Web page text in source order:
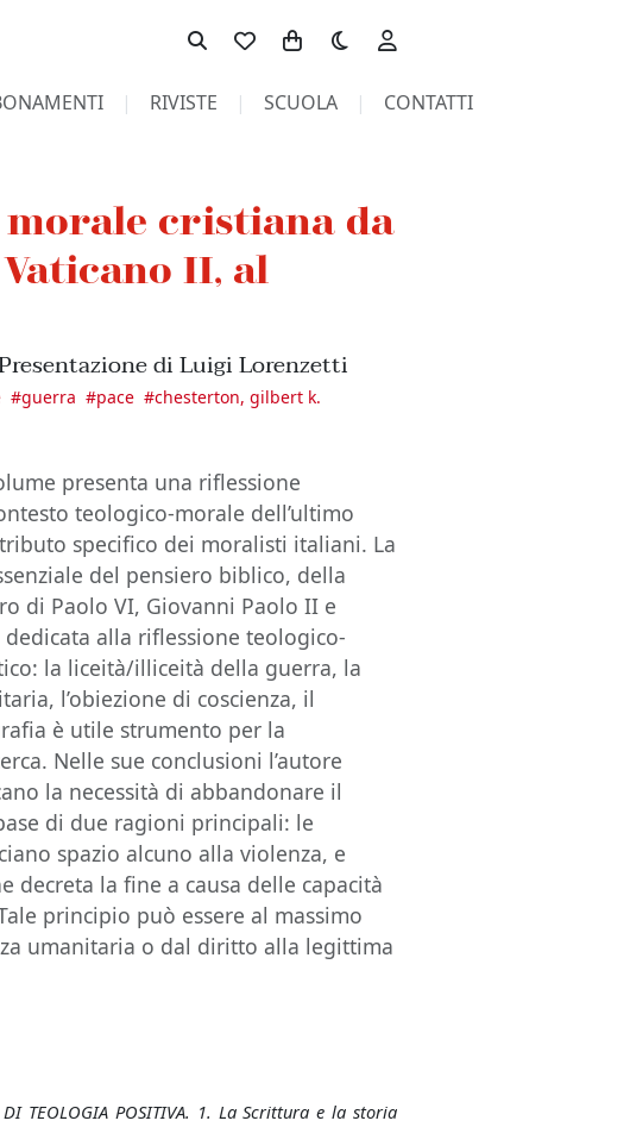
Toggle theme
RIVISTE SCUOLA CONTATTI
morale cristiana da
II, al
di Luigi Lorenzetti
#guerra #pace #chesterton, gilbert k.
presenta una riflessione
teologico-morale dell’ultimo
specifico dei moralisti italiani. La
del pensiero biblico, della
di Paolo VI, Giovanni Paolo II e
dedicata alla riflessione teologico-
la liceità/illiceità della guerra, la
l’obiezione di coscienza, il
è utile strumento per la
Nelle sue conclusioni l’autore
la necessità di abbandonare il
di due ragioni principali: le
spazio alcuno alla violenza, e
decreta la fine a causa delle capacità
principio può essere al massimo
umanitaria o dal diritto alla legittima
TEOLOGIA POSITIVA. 1. La Scrittura e la storia